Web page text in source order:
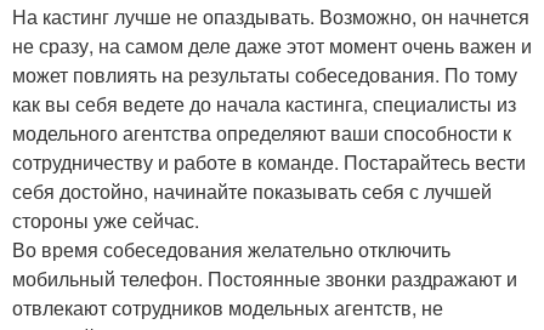
На кастинг лучше не опаздывать. Возможно, он начнется
не сразу, на самом деле даже этот момент очень важен и
может повлиять на результаты собеседования. По тому
как вы себя ведете до начала кастинга, специалисты из
модельного агентства определяют ваши способности к
сотрудничеству и работе в команде. Постарайтесь вести
себя достойно, начинайте показывать себя с лучшей
стороны уже сейчас.
Во время собеседования желательно отключить
мобильный телефон. Постоянные звонки раздражают и
отвлекают сотрудников модельных агентств, не